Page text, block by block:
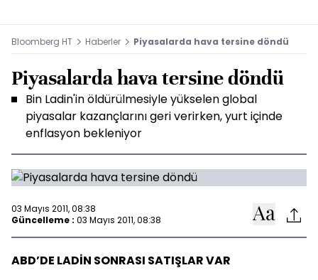
Bloomberg HT Haberler Piyasalarda hava tersine döndü
Piyasalarda hava tersine döndü
Bin Ladin'in öldürülmesiyle yükselen global
piyasalar kazançlarını geri verirken, yurt içinde
enflasyon bekleniyor
03 Mayıs 2011, 08:38
Güncelleme : 03 Mayıs 2011, 08:38
ABD’DE LADİN SONRASI SATIŞLAR VAR